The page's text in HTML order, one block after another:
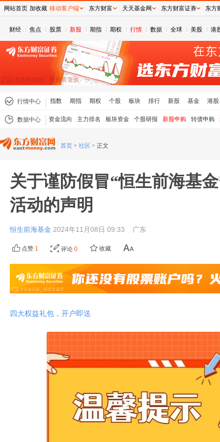
财经 焦点 股票 新股 期指 期权 行情 数据 全球 美股 港
行情中心 指数 期指 期权 个股 板块 排行 新股 基金 港股
数据中心 资金流向 主力排名 板块资金 个股研报 新股申购 转债申购
首页 > 社区 > 正文
关于谨防假冒“恒生前海基
活动的声明
恒生前海基金 2024年11月08日 09:33 广东
点赞 1 评论 0 收藏
四大权益礼包，开户即送
网站首页 加收藏 移动客户端 东方财富 天天基金网 东方财富证券 东方